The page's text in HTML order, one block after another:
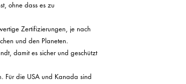
ohne dass es zu
Zertifizierungen, je nach
und den Planeten.
damit es sicher und geschützt
Für die USA und Kanada sind